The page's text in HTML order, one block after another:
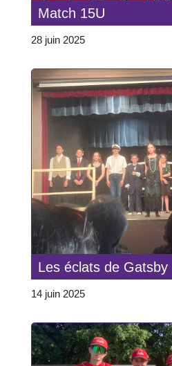
Match 15U
28 juin 2025
Les éclats de Gatsby
14 juin 2025